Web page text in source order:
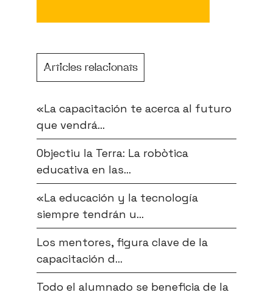
Articles relacionats
«La capacitación te acerca al futuro
que vendrá...
Objectiu la Terra: La robòtica
educativa en las...
«La educación y la tecnología
siempre tendrán u...
Los mentores, figura clave de la
capacitación d...
Todo el alumnado se beneficia de la